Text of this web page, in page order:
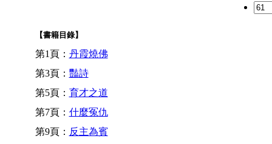
【書籍目錄】
第1頁： 丹霞燒佛
第3頁： 豔詩
第5頁： 育才之道
第7頁： 什麼冤仇
第9頁： 反主為賓